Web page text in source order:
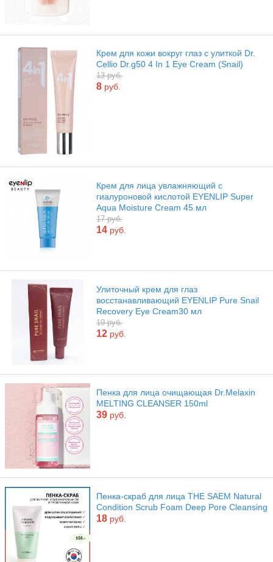
Крем для кожи вокруг глаз с улиткой Dr.
Cellio Dr.g50 4 In 1 Eye Cream (Snail)
13 руб.
8 руб.
Крем для лица увлажняющий с
гиалуроновой кислотой EYENLIP Super
Aqua Moisture Cream 45 мл
17 руб.
14 руб.
Улиточный крем для глаз
восстанавливающий EYENLIP Pure Snail
Recovery Eye Cream30 мл
19 руб.
12 руб.
Пенка для лица очищающая Dr.Melaxin
MELTING CLEANSER 150ml
39 руб.
Пенка-скраб для лица THE SAEM Natural
Condition Scrub Foam Deep Pore Cleansing
18 руб.